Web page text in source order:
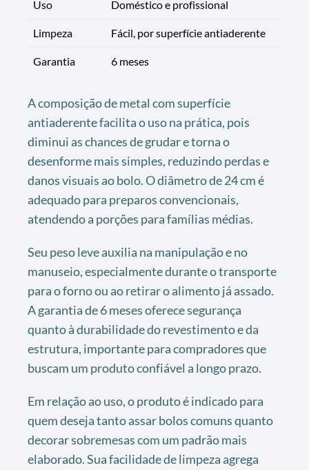
Uso Doméstico e profissional
Limpeza Fácil, por superfície antiaderente
Garantia 6 meses
A composição de metal com superfície
antiaderente facilita o uso na prática, pois
diminui as chances de grudar e torna o
desenforme mais simples, reduzindo perdas e
danos visuais ao bolo. O diâmetro de 24 cm é
adequado para preparos convencionais,
atendendo a porções para famílias médias.
Seu peso leve auxilia na manipulação e no
manuseio, especialmente durante o transporte
para o forno ou ao retirar o alimento já assado.
A garantia de 6 meses oferece segurança
quanto à durabilidade do revestimento e da
estrutura, importante para compradores que
buscam um produto confiável a longo prazo.
Em relação ao uso, o produto é indicado para
quem deseja tanto assar bolos comuns quanto
decorar sobremesas com um padrão mais
elaborado. Sua facilidade de limpeza agrega